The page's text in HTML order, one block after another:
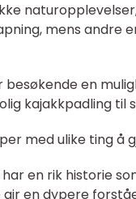
mens andre
en
kajakkpadling til
med ulike ting å
en rik historie
en dypere